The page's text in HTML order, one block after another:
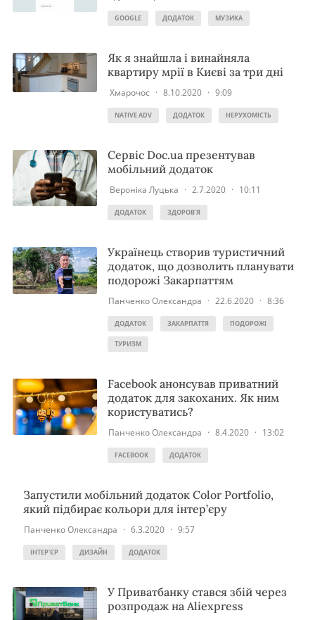
GOOGLE ДОДАТОК МУЗИКА
Як я знайшла і винайняла
квартиру мрії в Києві за три дні
Хмарочос · 8.10.2020 · 9:09
NATIVE ADV ДОДАТОК НЕРУХОМІСТЬ
Сервіс Doc.ua презентував
мобільний додаток
Вероніка Луцька · 2.7.2020 · 10:11
ДОДАТОК ЗДОРОВ'Я
Українець створив туристичний
додаток, що дозволить планувати
подорожі Закарпаттям
Панченко Олександра · 22.6.2020 · 8:36
ДОДАТОК ЗАКАРПАТТЯ ПОДОРОЖІ
ТУРИЗМ
Facebook анонсував приватний
додаток для закоханих. Як ним
користуватись?
Панченко Олександра · 8.4.2020 · 13:02
FACEBOOK ДОДАТОК
Запустили мобільний додаток Color Portfolio,
який підбирає кольори для інтер’єру
Панченко Олександра · 6.3.2020 · 9:57
ІНТЕР'ЄР ДИЗАЙН ДОДАТОК
У Приватбанку стався збій через
розпродаж на Aliexpress